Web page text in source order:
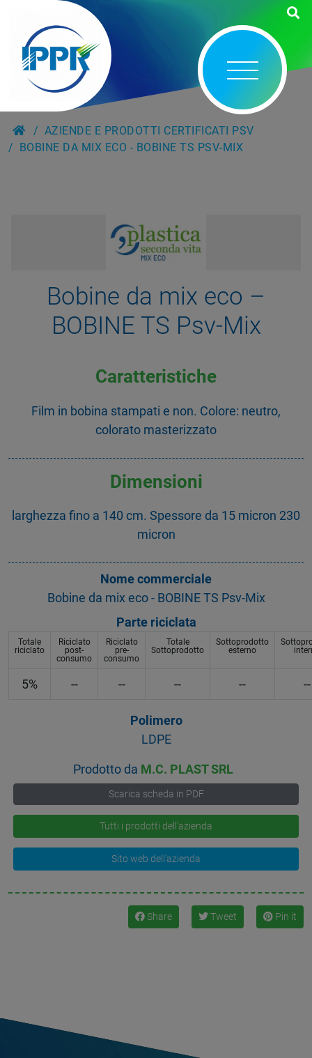
AZIENDE E PRODOTTI CERTIFICATI PSV
BOBINE DA MIX ECO - BOBINE TS PSV-MIX
Bobine da mix eco –
BOBINE TS Psv-Mix
Caratteristiche
Film in bobina stampati e non. Colore: neutro,
colorato masterizzato
Dimensioni
larghezza fino a 140 cm. Spessore da 15 micron 230
micron
Nome commerciale
Bobine da mix eco - BOBINE TS Psv-Mix
Parte riciclata
Totale
riciclato
Riciclato
post-
consumo
Riciclato
pre-
consumo
Totale
Sottoprodotto
Sottoprodotto
esterno
5% -- -- -- -- --
Polimero
LDPE
Prodotto da M.C. PLAST SRL
Scarica scheda in PDF
Tutti i prodotti dell'azienda
Sito web dell'azienda
Share Tweet Pin it